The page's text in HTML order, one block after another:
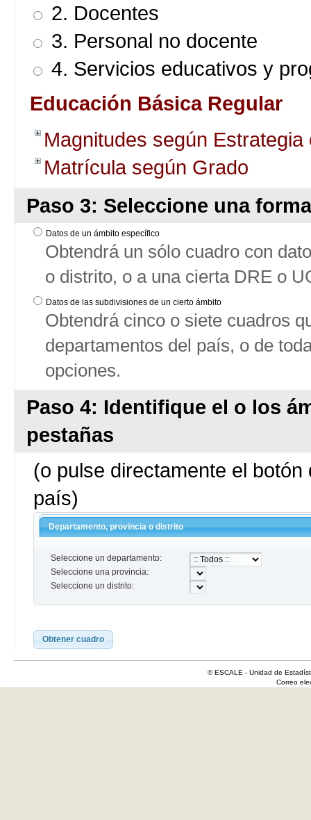
2. Docentes
3. Personal no docente
4. Servicios educativos y
Educación Básica Regular
Magnitudes según
Matrícula según Grado
Paso 3: Seleccione una
Datos de un ámbito específico
Obtendrá un sólo cuadro con
o distrito, o a una cierta DRE o
Datos de las subdivisiones de un cierto ámbito
Obtendrá cinco o siete cuadros
departamentos del país, o de
opciones.
Paso 4: Identifique el o los
pestañas
(o pulse directamente el
país)
Departamento, provincia o distrito
Seleccione un departamento:
Seleccione una provincia:
Seleccione un distrito:
Obtener cuadro
© ESCALE - Unidad de
Correo